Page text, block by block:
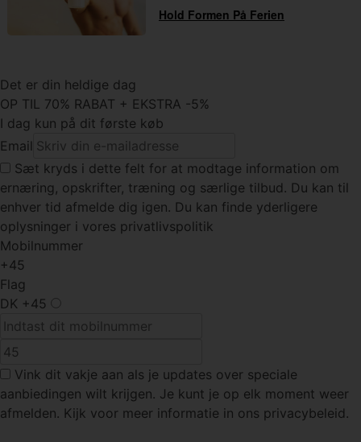
Hold Formen På Ferien
Det er din heldige dag
OP TIL 70% RABAT + EKSTRA -5%
I dag kun på dit første køb
Email
Sæt kryds i dette felt for at modtage information om
ernæring, opskrifter, træning og særlige tilbud. Du kan til
enhver tid afmelde dig igen. Du kan finde yderligere
oplysninger i vores privatlivspolitik
Mobilnummer
+45
Flag
DK +45
Vink dit vakje aan als je updates over speciale
aanbiedingen wilt krijgen. Je kunt je op elk moment weer
afmelden. Kijk voor meer informatie in ons privacybeleid.